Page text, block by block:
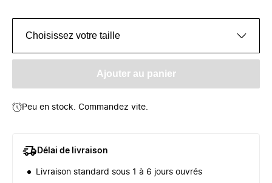
Choisissez votre taille
Ajouter au panier
Peu en stock. Commandez vite.
Délai de livraison
Livraison standard sous 1 à 6 jours ouvrés